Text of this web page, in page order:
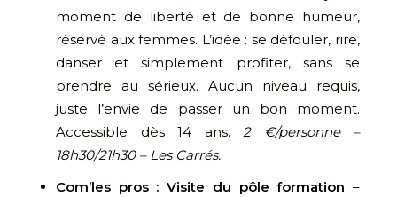
moment de liberté et de bonne humeur,
réservé aux femmes. L’idée : se défouler, rire,
danser et simplement profiter, sans se
prendre au sérieux. Aucun niveau requis,
juste l’envie de passer un bon moment.
Accessible dès 14 ans. 2 €/personne –
18h30/21h30 – Les Carrés.
Com’les pros : Visite du pôle formation –